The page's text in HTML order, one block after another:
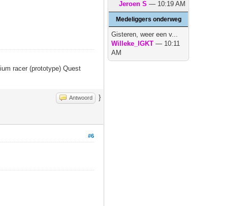
racer (prototype) Quest
Antwoord }
#6
Jeroen S — 10:19 AM
Medeliggers onderweg
Gisteren, weer een v...
Willeke_IGKT — 10:11
AM